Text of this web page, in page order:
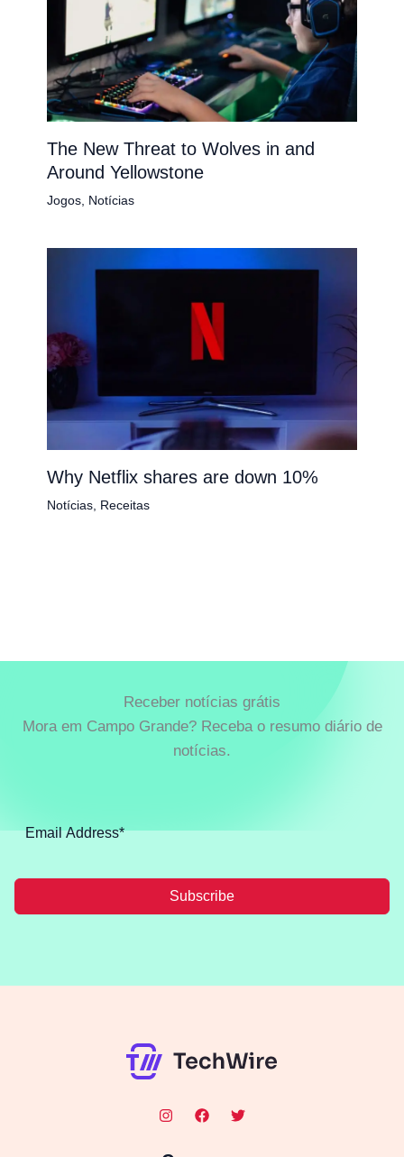
The New Threat to Wolves in and
Around Yellowstone
Jogos, Notícias
Why Netflix shares are down 10%
Notícias, Receitas
Receber notícias grátis
Mora em Campo Grande? Receba o resumo diário de
notícias.
Subscribe